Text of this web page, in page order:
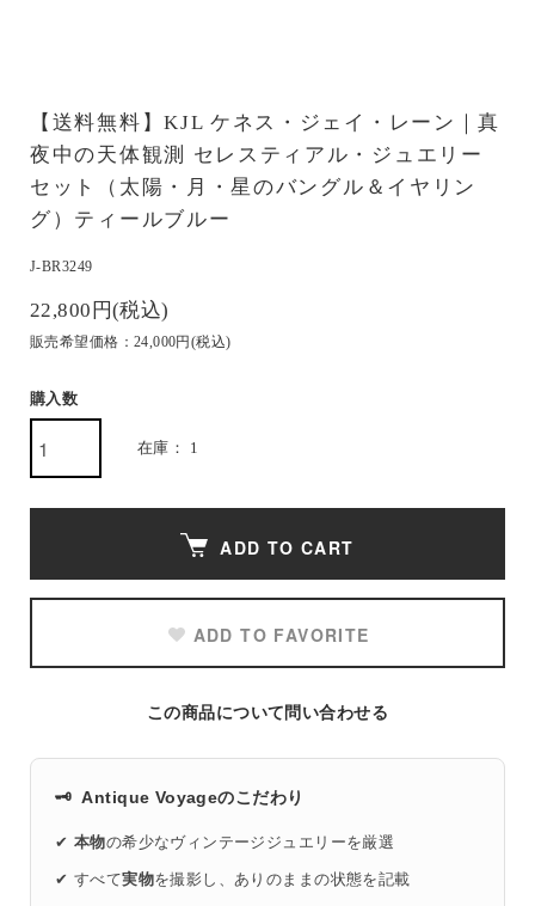
【送料無料】KJL ケネス・ジェイ・レーン｜真
夜中の天体観測 セレスティアル・ジュエリー
セット（太陽・月・星のバングル＆イヤリン
グ）ティールブルー
J-BR3249
22,800円(税込)
販売希望価格：24,000円(税込)
購入数
在庫： 1
ADD TO CART
ADD TO FAVORITE
この商品について問い合わせる
🗝️ Antique Voyageのこだわり
✔ 本物の希少なヴィンテージジュエリーを厳選
✔ すべて実物を撮影し、ありのままの状態を記載